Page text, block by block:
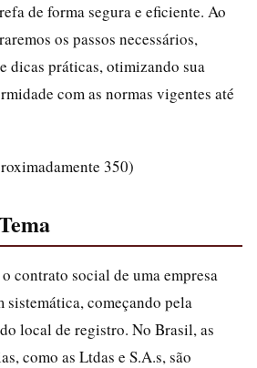
de forma segura e eficiente. Ao
os passos necessários,
dicas práticas, otimizando sua
com as normas vigentes até
350)
contrato social de uma empresa
sistemática, começando pela
local de registro. No Brasil, as
como as Ltdas e S.A.s, são